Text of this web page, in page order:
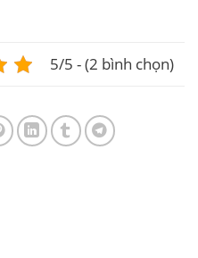
5/5 - (2 bình chọn)